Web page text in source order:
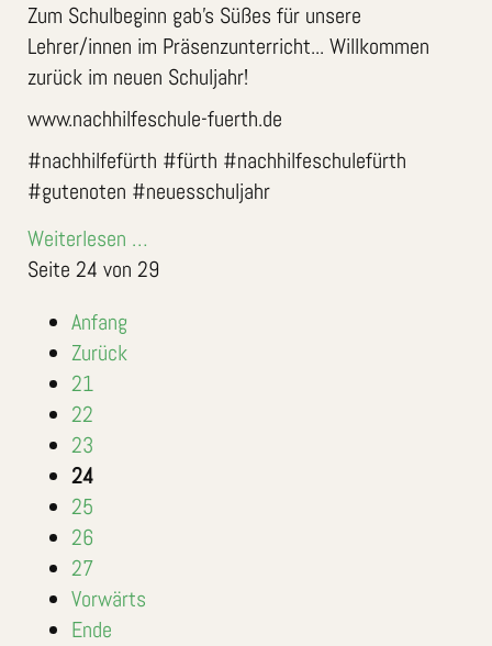
Zum Schulbeginn gab’s Süßes für unsere
Lehrer/innen im Präsenzunterricht... Willkommen
zurück im neuen Schuljahr!
www.nachhilfeschule-fuerth.de
#nachhilfefürth #fürth #nachhilfeschulefürth
#gutenoten #neuesschuljahr
Weiterlesen …
Seite 24 von 29
Anfang
Zurück
21
22
23
24
25
26
27
Vorwärts
Ende